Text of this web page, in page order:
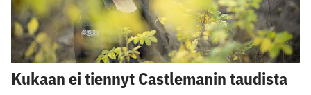
Kukaan ei tiennyt Castlemanin taudista